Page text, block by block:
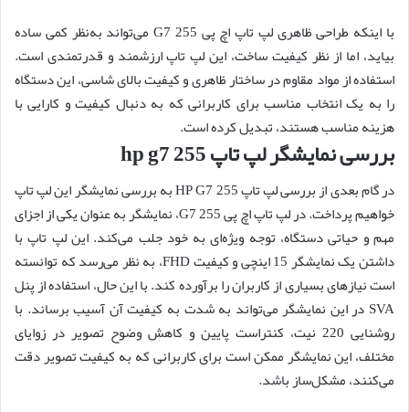
با اینکه طراحی ظاهری لپ تاپ اچ پی 255 G7 می‌تواند به‌نظر کمی ساده
بیاید، اما از نظر کیفیت ساخت، این لپ تاپ ارزشمند و قدرتمندی است.
استفاده از مواد مقاوم در ساختار ظاهری و کیفیت بالای شاسی، این دستگاه
را به یک انتخاب مناسب برای کاربرانی که به دنبال کیفیت و کارایی با
هزینه مناسب هستند، تبدیل کرده است.
بررسی نمایشگر لپ تاپ hp g7 255
در گام بعدی از بررسی لپ تاپ HP G7 255 به بررسی نمایشگر این لپ تاپ
خواهیم پرداخت. در لپ تاپ اچ پی 255 G7، نمایشگر به عنوان یکی از اجزای
مهم و حیاتی دستگاه، توجه ویژه‌ای به خود جلب می‌کند. این لپ تاپ با
داشتن یک نمایشگر 15 اینچی و کیفیت FHD، به نظر می‌رسد که توانسته
است نیازهای بسیاری از کاربران را برآورده کند. با این حال، استفاده از پنل
SVA در این نمایشگر می‌تواند به شدت به کیفیت آن آسیب برساند. با
روشنایی 220 نیت، کنتراست پایین و کاهش وضوح تصویر در زوایای
مختلف، این نمایشگر ممکن است برای کاربرانی که به کیفیت تصویر دقت
می‌کنند، مشکل‌ساز باشد.